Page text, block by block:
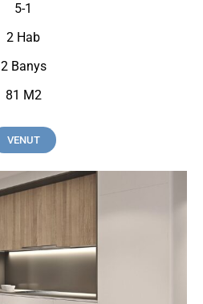
5-1
2 Hab
2 Banys
81 M2
VENUT